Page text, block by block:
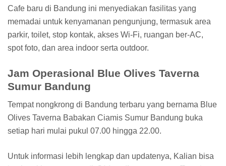
Cafe baru di Bandung ini menyediakan fasilitas yang
memadai untuk kenyamanan pengunjung, termasuk area
parkir, toilet, stop kontak, akses Wi-Fi, ruangan ber-AC,
spot foto, dan area indoor serta outdoor.
Jam Operasional Blue Olives Taverna
Sumur Bandung
Tempat nongkrong di Bandung terbaru yang bernama Blue
Olives Taverna Babakan Ciamis Sumur Bandung buka
setiap hari mulai pukul 07.00 hingga 22.00.
Untuk informasi lebih lengkap dan updatenya, Kalian bisa